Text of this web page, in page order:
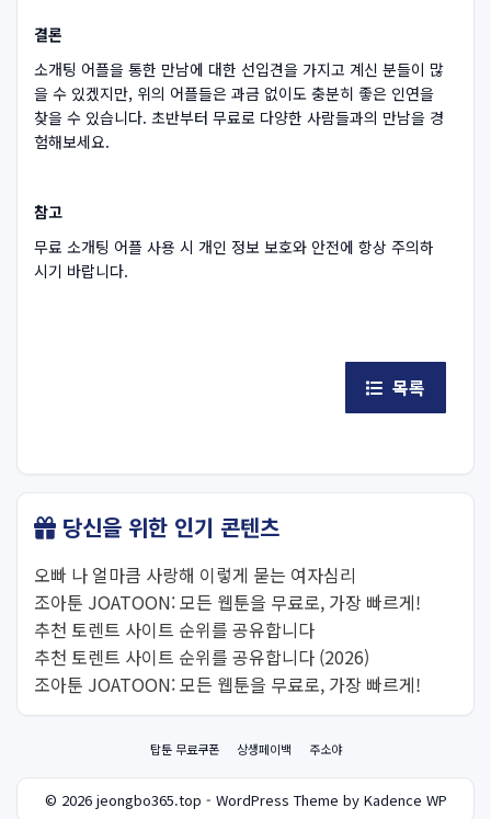
결론
소개팅 어플을 통한 만남에 대한 선입견을 가지고 계신 분들이 많
을 수 있겠지만, 위의 어플들은 과금 없이도 충분히 좋은 인연을
찾을 수 있습니다. 초반부터 무료로 다양한 사람들과의 만남을 경
험해보세요.
참고
무료 소개팅 어플 사용 시 개인 정보 보호와 안전에 항상 주의하
시기 바랍니다.
목록
당신을 위한 인기 콘텐츠
오빠 나 얼마큼 사랑해 이렇게 묻는 여자심리
조아툰 JOATOON: 모든 웹툰을 무료로, 가장 빠르게!
추천 토렌트 사이트 순위를 공유합니다
추천 토렌트 사이트 순위를 공유합니다 (2026)
조아툰 JOATOON: 모든 웹툰을 무료로, 가장 빠르게!
탑툰 무료쿠폰 상생페이백 주소야
© 2026 jeongbo365.top - WordPress Theme by Kadence WP